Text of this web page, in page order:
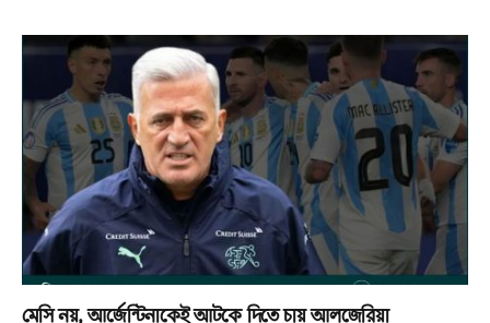
মেসি নয়, আর্জেন্টিনাকেই আটকে দিতে চায় আলজেরিয়া